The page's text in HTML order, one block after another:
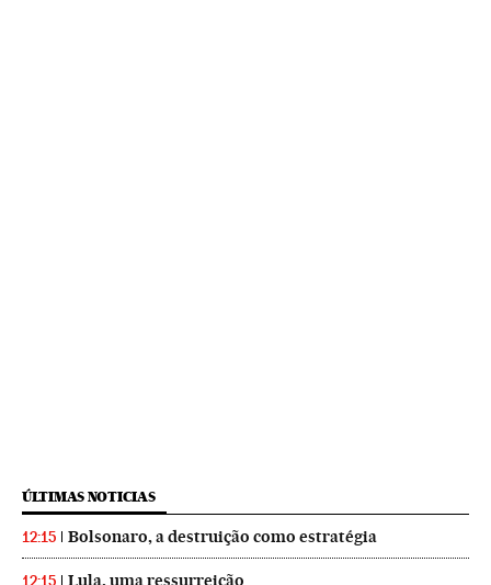
ÚLTIMAS NOTICIAS
12:15 Bolsonaro, a destruição como estratégia
12:15 Lula, uma ressurreição